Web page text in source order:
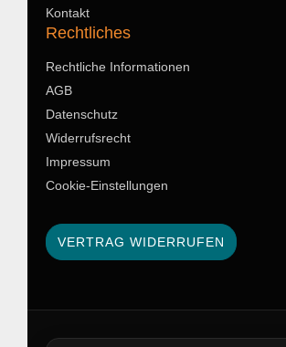
Kontakt
Rechtliches
Rechtliche Informationen
AGB
Datenschutz
Widerrufsrecht
Impressum
Cookie-Einstellungen
VERTRAG WIDERRUFEN